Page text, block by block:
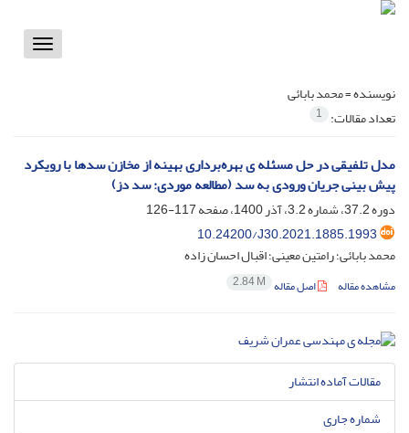
Toggle
نویسنده =محمد بابائی
تعداد مقالات: 1
مدل تلفیقی در حل مسئله ی بهره‌برداری بهینه از مخازن سدها با رویکرد
پیش بینی جریان ورودی به سد (مطالعه موردی: سد دز)
دوره 37.2، شماره 3.2، آذر 1400، صفحه
117-126
10.24200/J30.2021.1885.1993
محمد بابائی؛ رامتین معینی؛ اقبال احسان زاده
مشاهده مقاله اصل مقاله 2.84 M
مقالات آماده انتشار
شماره جاری